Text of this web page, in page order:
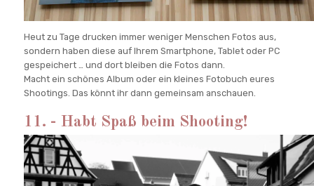
Heut zu Tage drucken immer weniger Menschen Fotos aus,
sondern haben diese auf Ihrem Smartphone, Tablet oder PC
gespeichert … und dort bleiben die Fotos dann.
Macht ein schönes Album oder ein kleines Fotobuch eures
Shootings. Das könnt ihr dann gemeinsam anschauen.
11. - Habt Spaß beim Shooting!